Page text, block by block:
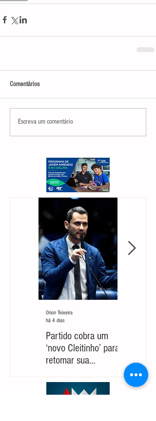
Comentários
Escreva um comentário
Partido cobra um
‘novo Cleitinho’ para
retomar sua
Orion Teixeira
há 4 dias
político